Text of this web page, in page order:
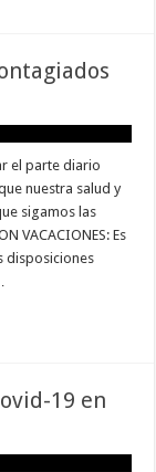
el parte diario
nuestra salud y
sigamos las
VACACIONES: Es
disposiciones
19 en